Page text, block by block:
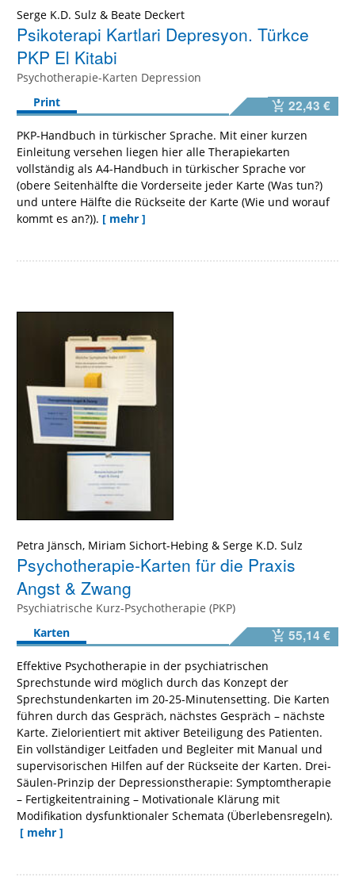
Serge K.D. Sulz & Beate Deckert
Psikoterapi Kartlari Depresyon. Türkce
PKP El Kitabi
Psychotherapie-Karten Depression
Print
22,43 €
PKP-Handbuch in türkischer Sprache. Mit einer kurzen
Einleitung versehen liegen hier alle Therapiekarten
vollständig als A4-Handbuch in türkischer Sprache vor
(obere Seitenhälfte die Vorderseite jeder Karte (Was tun?)
und untere Hälfte die Rückseite der Karte (Wie und worauf
kommt es an?)). [ mehr ]
Petra Jänsch, Miriam Sichort-Hebing & Serge K.D. Sulz
Psychotherapie-Karten für die Praxis
Angst & Zwang
Psychiatrische Kurz-Psychotherapie (PKP)
Karten
55,14 €
Effektive Psychotherapie in der psychiatrischen
Sprechstunde wird möglich durch das Konzept der
Sprechstundenkarten im 20-25-Minutensetting. Die Karten
führen durch das Gespräch, nächstes Gespräch – nächste
Karte. Zielorientiert mit aktiver Beteiligung des Patienten.
Ein vollständiger Leitfaden und Begleiter mit Manual und
supervisorischen Hilfen auf der Rückseite der Karten. Drei-
Säulen-Prinzip der Depressionstherapie: Symptomtherapie
– Fertigkeitentraining – Motivationale Klärung mit
Modifikation dysfunktionaler Schemata (Überlebensregeln).
[ mehr ]